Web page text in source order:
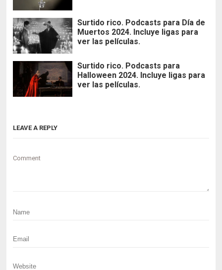
Surtido rico. Podcasts para Día de
Muertos 2024. Incluye ligas para
ver las películas.
Surtido rico. Podcasts para
Halloween 2024. Incluye ligas para
ver las películas.
LEAVE A REPLY
Comment